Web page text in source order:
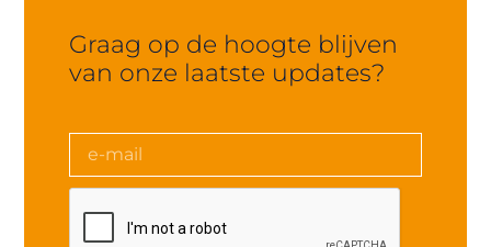
Graag op de hoogte blijven
van onze laatste updates?